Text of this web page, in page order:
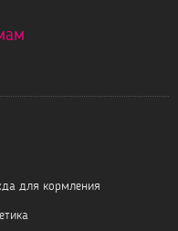
для кормления